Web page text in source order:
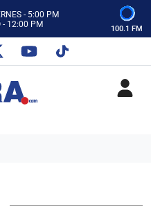
- 5:00 PM
- 12:00 PM
Y SU EQUIPO
- 5:00 PM
- 12:00 PM
100.1 FM